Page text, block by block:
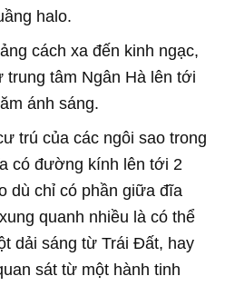
halo.
cách xa đến kinh ngạc,
tâm Ngân Hà lên tới
ánh sáng.
trú của các ngôi sao trong
có đường kính lên tới 2
dù chỉ có phần giữa đĩa
quanh nhiều là có thể
dải sáng từ Trái Đất, hay
sát từ một hành tinh